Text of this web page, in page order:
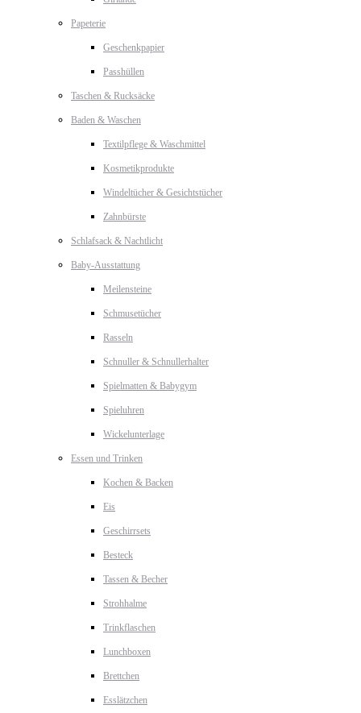
Papeterie
Geschenkpapier
Passhüllen
Taschen & Rucksäcke
Baden & Waschen
Textilpflege & Waschmittel
Kosmetikprodukte
Windeltücher & Gesichtstücher
Zahnbürste
Schlafsack & Nachtlicht
Baby-Ausstattung
Meilensteine
Schmusetücher
Rasseln
Schnuller & Schnullerhalter
Spielmatten & Babygym
Spieluhren
Wickelunterlage
Essen und Trinken
Kochen & Backen
Eis
Geschirrsets
Besteck
Tassen & Becher
Strohhalme
Trinkflaschen
Lunchboxen
Brettchen
Esslätzchen